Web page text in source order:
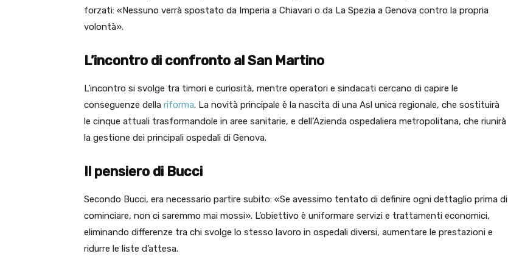
forzati: «Nessuno verrà spostato da Imperia a Chiavari o da La Spezia a Genova contro la propria
volontà».
L’incontro di confronto al San Martino
L’incontro si svolge tra timori e curiosità, mentre operatori e sindacati cercano di capire le
conseguenze della riforma. La novità principale è la nascita di una Asl unica regionale, che sostituirà
le cinque attuali trasformandole in aree sanitarie, e dell’Azienda ospedaliera metropolitana, che riunirà
la gestione dei principali ospedali di Genova.
Il pensiero di Bucci
Secondo Bucci, era necessario partire subito: «Se avessimo tentato di definire ogni dettaglio prima di
cominciare, non ci saremmo mai mossi». L’obiettivo è uniformare servizi e trattamenti economici,
eliminando differenze tra chi svolge lo stesso lavoro in ospedali diversi, aumentare le prestazioni e
ridurre le liste d’attesa.